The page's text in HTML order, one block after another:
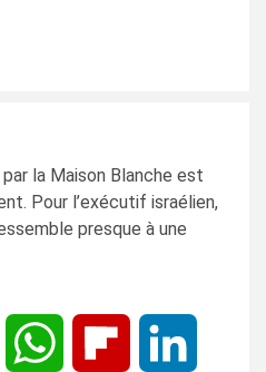
la Maison Blanche est
Pour l’exécutif israélien,
presque à une
MessengerWhatsApp Flipboard